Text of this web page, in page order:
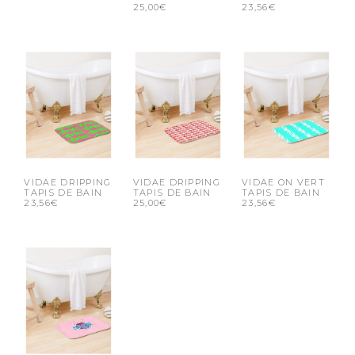
25,00€
23,56€
VIDAE DRIPPING
TAPIS DE BAIN
23,56€
VIDAE DRIPPING
TAPIS DE BAIN
25,00€
VIDAE ON VERT
TAPIS DE BAIN
23,56€